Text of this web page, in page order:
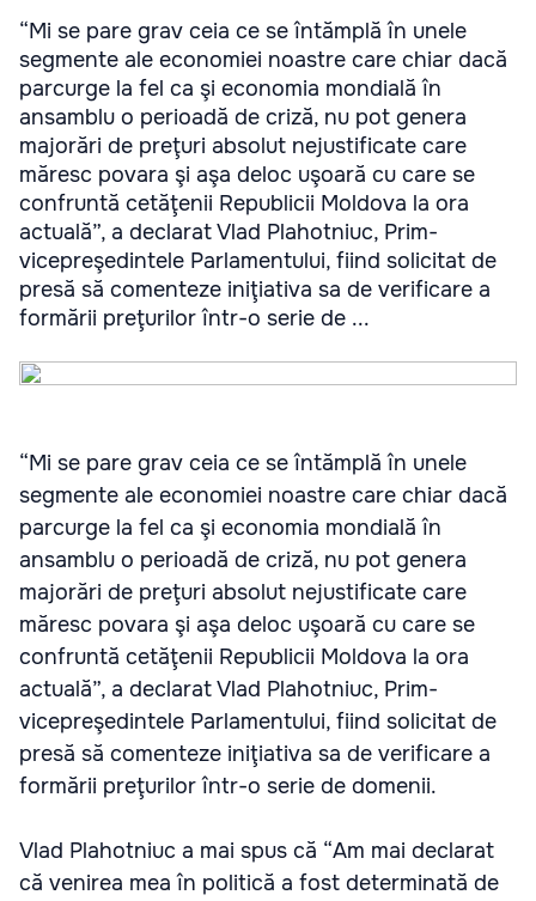
“Mi se pare grav ceia ce se întămplă în unele
segmente ale economiei noastre care chiar dacă
parcurge la fel ca şi economia mondială în
ansamblu o perioadă de criză, nu pot genera
majorări de preţuri absolut nejustificate care
măresc povara şi aşa deloc uşoară cu care se
confruntă cetăţenii Republicii Moldova la ora
actuală”, a declarat Vlad Plahotniuc, Prim-
vicepreşedintele Parlamentului, fiind solicitat de
presă să comenteze iniţiativa sa de verificare a
formării preţurilor într-o serie de ...
“Mi se pare grav ceia ce se întămplă în unele
segmente ale economiei noastre care chiar dacă
parcurge la fel ca şi economia mondială în
ansamblu o perioadă de criză, nu pot genera
majorări de preţuri absolut nejustificate care
măresc povara şi aşa deloc uşoară cu care se
confruntă cetăţenii Republicii Moldova la ora
actuală”, a declarat Vlad Plahotniuc, Prim-
vicepreşedintele Parlamentului, fiind solicitat de
presă să comenteze iniţiativa sa de verificare a
formării preţurilor într-o serie de domenii.
Vlad Plahotniuc a mai spus că “Am mai declarat
că venirea mea în politică a fost determinată de